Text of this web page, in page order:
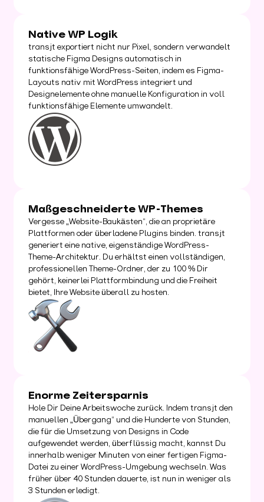
Native WP Logik
transjt exportiert nicht nur Pixel, sondern verwandelt
statische Figma Designs automatisch in
funktionsfähige WordPress-Seiten, indem es Figma-
Layouts nativ mit WordPress integriert und
Designelemente ohne manuelle Konfiguration in voll
funktionsfähige Elemente umwandelt.
Maßgeschneiderte WP-Themes
Vergesse „Website-Baukästen“, die an proprietäre
Plattformen oder überladene Plugins binden. transjt
generiert eine native, eigenständige WordPress-
Theme-Architektur. Du erhältst einen vollständigen,
professionellen Theme-Ordner, der zu 100 % Dir
gehört, keinerlei Plattformbindung und die Freiheit
bietet, Ihre Website überall zu hosten.
Enorme Zeitersparnis
Hole Dir Deine Arbeitswoche zurück. Indem transjt den
manuellen „Übergang“ und die Hunderte von Stunden,
die für die Umsetzung von Designs in Code
aufgewendet werden, überflüssig macht, kannst Du
innerhalb weniger Minuten von einer fertigen Figma-
Datei zu einer WordPress-Umgebung wechseln. Was
früher über 40 Stunden dauerte, ist nun in weniger als
3 Stunden erledigt.